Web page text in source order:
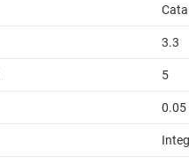
3.3
5
0.05